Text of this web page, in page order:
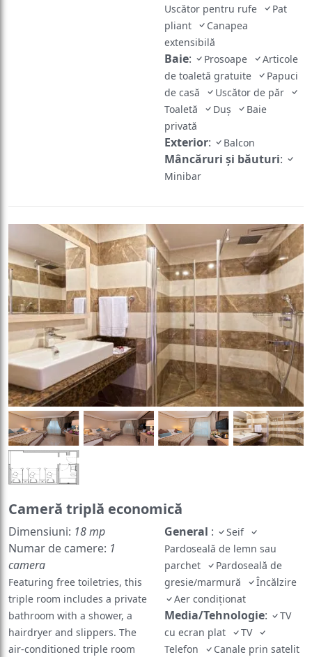
Uscător pentru rufe
Pat
pliant
Canapea
extensibilă
Baie: Prosoape
Articole
de toaletă gratuite
Papuci
de casă
Uscător de păr
Toaletă
Duș
Baie
privată
Exterior: Balcon
Mâncăruri și băuturi:
Minibar
Cameră triplă economică
Dimensiuni: 18 mp
Numar de camere: 1
camera
Featuring free toiletries, this
triple room includes a private
bathroom with a shower, a
hairdryer and slippers. The
air-conditioned triple room
General :
Seif
Pardoseală de lemn sau
parchet
Pardoseală de
gresie/marmură
Încălzire
Aer condiționat
Media/Tehnologie:
TV
cu ecran plat
TV
Telefon
Canale prin satelit